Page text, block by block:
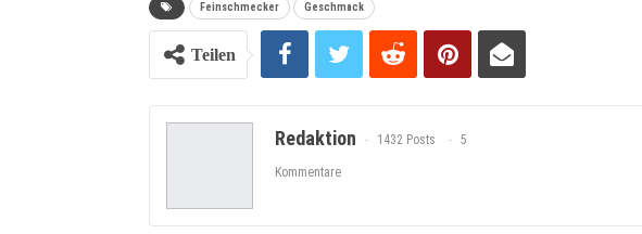
Feinschmecker Geschmack
Teilen
Redaktion 1432 Posts 5
Kommentare